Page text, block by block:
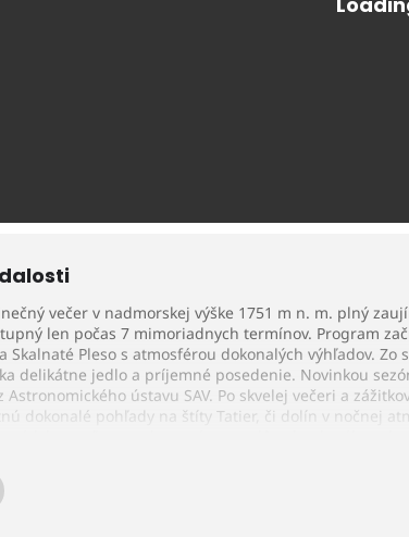
večer v nadmorskej výške 1751 m n. m. plný
len počas 7 mimoriadnych termínov. Program
Skalnaté Pleso s atmosférou dokonalých výhľadov.
delikátne jedlo a príjemné posedenie. Novinkou
Astronomického ústavu SAV. Po skvelej večeri a
dokonalé pohľady na štíty Tatier, či dolín v nočnej